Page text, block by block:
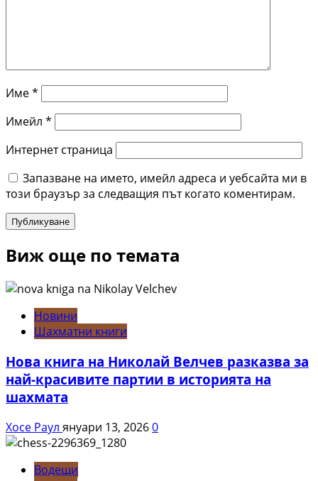
Име*
Имейл *
Интернет страница
Запазване на името, имейл адреса и уебсайта ми в
този браузър за следващия път когато коментирам.
Виж още по темата
Новини
Шахматни книги
Нова книга на Николай Велчев разказва за
най-красивите партии в историята на
шахмата
Хосе Раул януари 13, 20260
Водещи